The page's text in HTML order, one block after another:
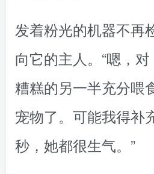
发着粉光的机器不再
向它的主人。“嗯，
糟糕的另一半充分喂
宠物了。可能我得补
秒，她都很生气。”